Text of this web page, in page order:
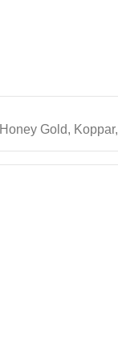
Honey Gold, Koppar,